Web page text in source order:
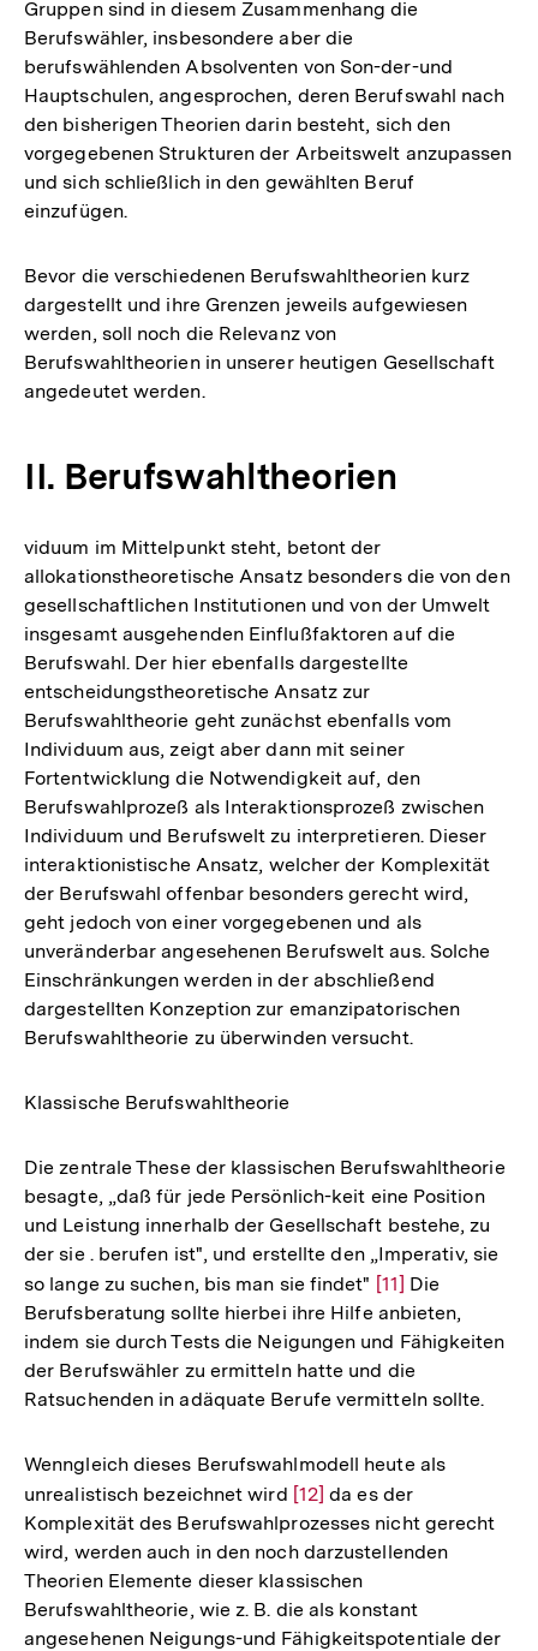
Gruppen sind in diesem Zusammenhang die
Berufswähler, insbesondere aber die
berufswählenden Absolventen von Son-der-und
Hauptschulen, angesprochen, deren Berufswahl nach
den bisherigen Theorien darin besteht, sich den
vorgegebenen Strukturen der Arbeitswelt anzupassen
und sich schließlich in den gewählten Beruf
einzufügen.
Bevor die verschiedenen Berufswahltheorien kurz
dargestellt und ihre Grenzen jeweils aufgewiesen
werden, soll noch die Relevanz von
Berufswahltheorien in unserer heutigen Gesellschaft
angedeutet werden.
II. Berufswahltheorien
viduum im Mittelpunkt steht, betont der
allokationstheoretische Ansatz besonders die von den
gesellschaftlichen Institutionen und von der Umwelt
insgesamt ausgehenden Einflußfaktoren auf die
Berufswahl. Der hier ebenfalls dargestellte
entscheidungstheoretische Ansatz zur
Berufswahltheorie geht zunächst ebenfalls vom
Individuum aus, zeigt aber dann mit seiner
Fortentwicklung die Notwendigkeit auf, den
Berufswahlprozeß als Interaktionsprozeß zwischen
Individuum und Berufswelt zu interpretieren. Dieser
interaktionistische Ansatz, welcher der Komplexität
der Berufswahl offenbar besonders gerecht wird,
geht jedoch von einer vorgegebenen und als
unveränderbar angesehenen Berufswelt aus. Solche
Einschränkungen werden in der abschließend
dargestellten Konzeption zur emanzipatorischen
Berufswahltheorie zu überwinden versucht.
Klassische Berufswahltheorie
Die zentrale These der klassischen Berufswahltheorie
besagte, „daß für jede Persönlich-keit eine Position
und Leistung innerhalb der Gesellschaft bestehe, zu
der sie . berufen ist", und erstellte den „Imperativ, sie
so lange zu suchen, bis man sie findet" Zur
Auflösung
der
Fußnote
[11] Die
Berufsberatung sollte hierbei ihre Hilfe anbieten,
indem sie durch Tests die Neigungen und Fähigkeiten
der Berufswähler zu ermitteln hatte und die
Ratsuchenden in adäquate Berufe vermitteln sollte.
Wenngleich dieses Berufswahlmodell heute als
unrealistisch bezeichnet wird Zur
Auflösung
der
Fußnote
[12] da es der
Komplexität des Berufswahlprozesses nicht gerecht
wird, werden auch in den noch darzustellenden
Theorien Elemente dieser klassischen
Berufswahltheorie, wie z. B. die als konstant
angesehenen Neigungs-und Fähigkeitspotentiale der